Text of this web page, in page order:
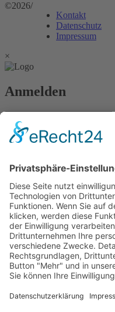
©2026/
Kontakt
Datenschutz
Impressum
×
Anmelden
Angemeldet bleiben
Anmelden
Zum Inhalt springen
Werkzeugleiste öffnen